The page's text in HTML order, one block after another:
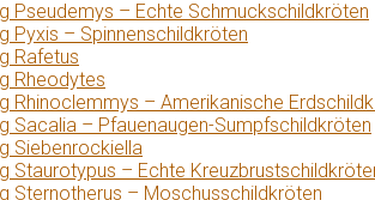
Pseudemys – Echte Schmuckschildkröten
Pyxis – Spinnenschildkröten
Rafetus
Rheodytes
Rhinoclemmys – Amerikanische
Sacalia – Pfauenaugen-Sumpfschildkröten
Siebenrockiella
Staurotypus – Echte
Sternotherus – Moschusschildkröten